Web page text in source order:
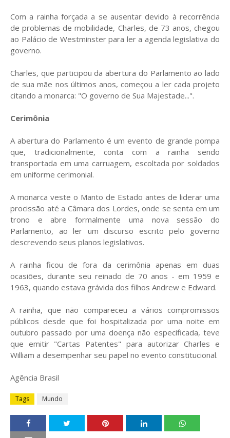
Com a rainha forçada a se ausentar devido à recorrência
de problemas de mobilidade, Charles, de 73 anos, chegou
ao Palácio de Westminster para ler a agenda legislativa do
governo.
Charles, que participou da abertura do Parlamento ao lado
de sua mãe nos últimos anos, começou a ler cada projeto
citando a monarca: "O governo de Sua Majestade...".
Cerimônia
A abertura do Parlamento é um evento de grande pompa
que, tradicionalmente, conta com a rainha sendo
transportada em uma carruagem, escoltada por soldados
em uniforme cerimonial.
A monarca veste o Manto de Estado antes de liderar uma
procissão até a Câmara dos Lordes, onde se senta em um
trono e abre formalmente uma nova sessão do
Parlamento, ao ler um discurso escrito pelo governo
descrevendo seus planos legislativos.
A rainha ficou de fora da cerimônia apenas em duas
ocasiões, durante seu reinado de 70 anos - em 1959 e
1963, quando estava grávida dos filhos Andrew e Edward.
A rainha, que não compareceu a vários compromissos
públicos desde que foi hospitalizada por uma noite em
outubro passado por uma doença não especificada, teve
que emitir "Cartas Patentes" para autorizar Charles e
William a desempenhar seu papel no evento constitucional.
Agência Brasil
Tags Mundo